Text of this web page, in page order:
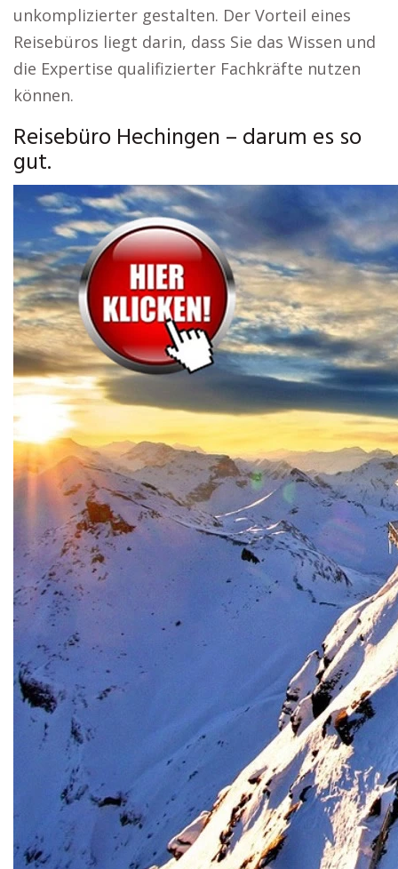
unkomplizierter gestalten. Der Vorteil eines
Reisebüros liegt darin, dass Sie das Wissen und
die Expertise qualifizierter Fachkräfte nutzen
können.
Reisebüro Hechingen – darum es so
gut.